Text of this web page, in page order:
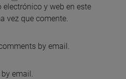
electrónico y web en este
vez que comente.
by email.
email.